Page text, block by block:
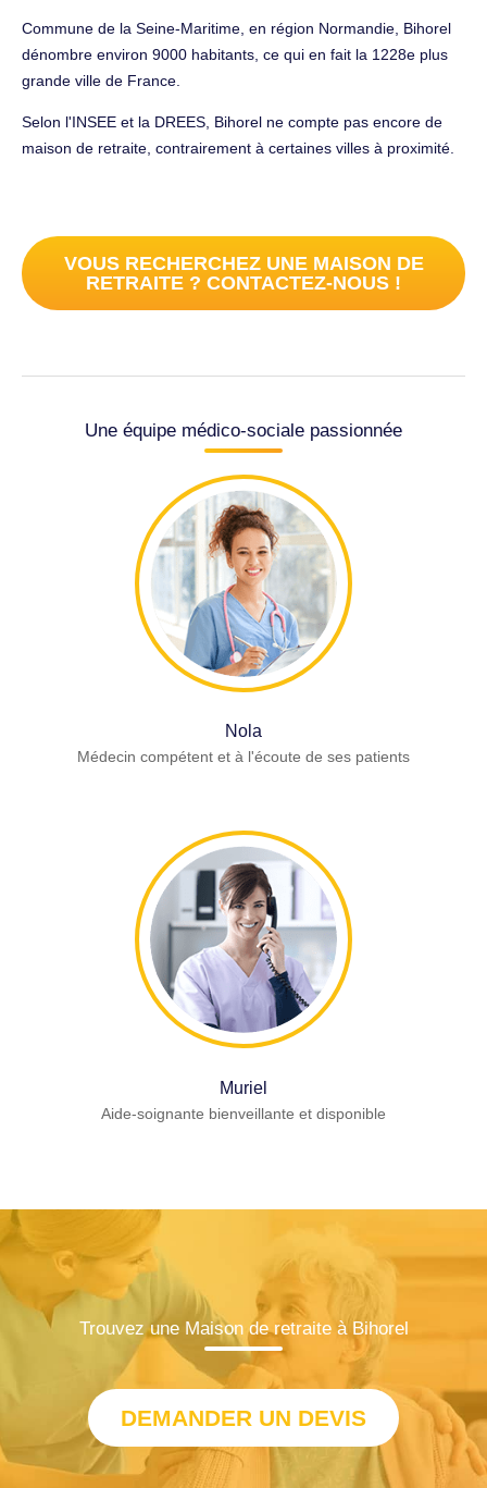
Commune de la Seine-Maritime, en région Normandie, Bihorel
dénombre environ 9000 habitants, ce qui en fait la 1228e plus
grande ville de France.
Selon l'INSEE et la DREES, Bihorel ne compte pas encore de
maison de retraite, contrairement à certaines villes à proximité.
VOUS RECHERCHEZ UNE MAISON DE
RETRAITE ? CONTACTEZ-NOUS !
Une équipe médico-sociale passionnée
Nola
Médecin compétent et à l'écoute de ses patients
Muriel
Aide-soignante bienveillante et disponible
Trouvez une Maison de retraite à Bihorel
DEMANDER UN DEVIS